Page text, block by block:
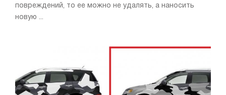
повреждений, то ее можно не удалять, а наносить
новую ...